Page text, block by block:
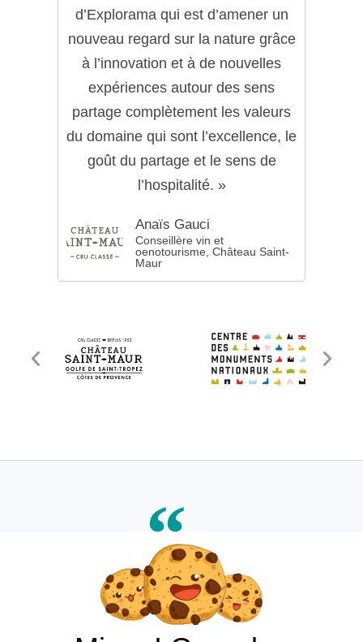
d’Explorama qui est d’amener un
nouveau regard sur la nature grâce
à l’innovation et à de nouvelles
expériences autour des sens
partage complètement les valeurs
du domaine qui sont l’excellence, le
goût du partage et le sens de
l’hospitalité. »
Anaïs Gauci
Conseillère vin et
oenotourisme, Château Saint-
Maur
Le monde ne mourra jamais par manque de
merveilles, mais uniquement par manque
d'émerveillement.